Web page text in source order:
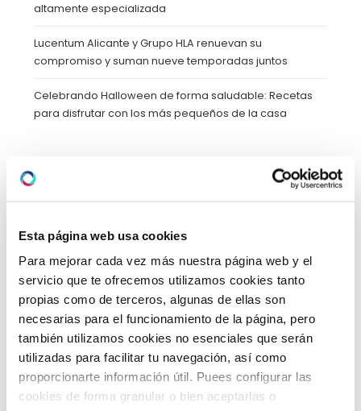
Esta página web usa cookies
Para mejorar cada vez más nuestra página web y el
servicio que te ofrecemos utilizamos cookies tanto
propias como de terceros, algunas de ellas son
necesarias para el funcionamiento de la página, pero
también utilizamos cookies no esenciales que serán
utilizadas para facilitar tu navegación, así como
proporcionarte información útil. Puees configurar las
cookies de forma granular o bien aceptarlas o
altamente especializada
Lucentum Alicante y Grupo HLA renuevan su
compromiso y suman nueve temporadas juntos
Celebrando Halloween de forma saludable: Recetas
para disfrutar con los más pequeños de la casa
Blog(39)
Calidad y Medioambiente (2)
Cáncer(1)
Cardiología(3)
cirugia(39)